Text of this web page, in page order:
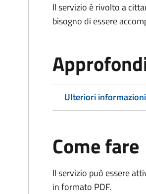
Il servizio è rivolto a
bisogno di essere
Ulteriori informazioni
Come fare
Il servizio può essere
in formato PDF.